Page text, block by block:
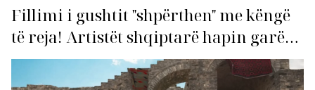
Fillimi i gushtit "shpërthen" me këngë
të reja! Artistët shqiptarë hapin garën
për hitin e verës!